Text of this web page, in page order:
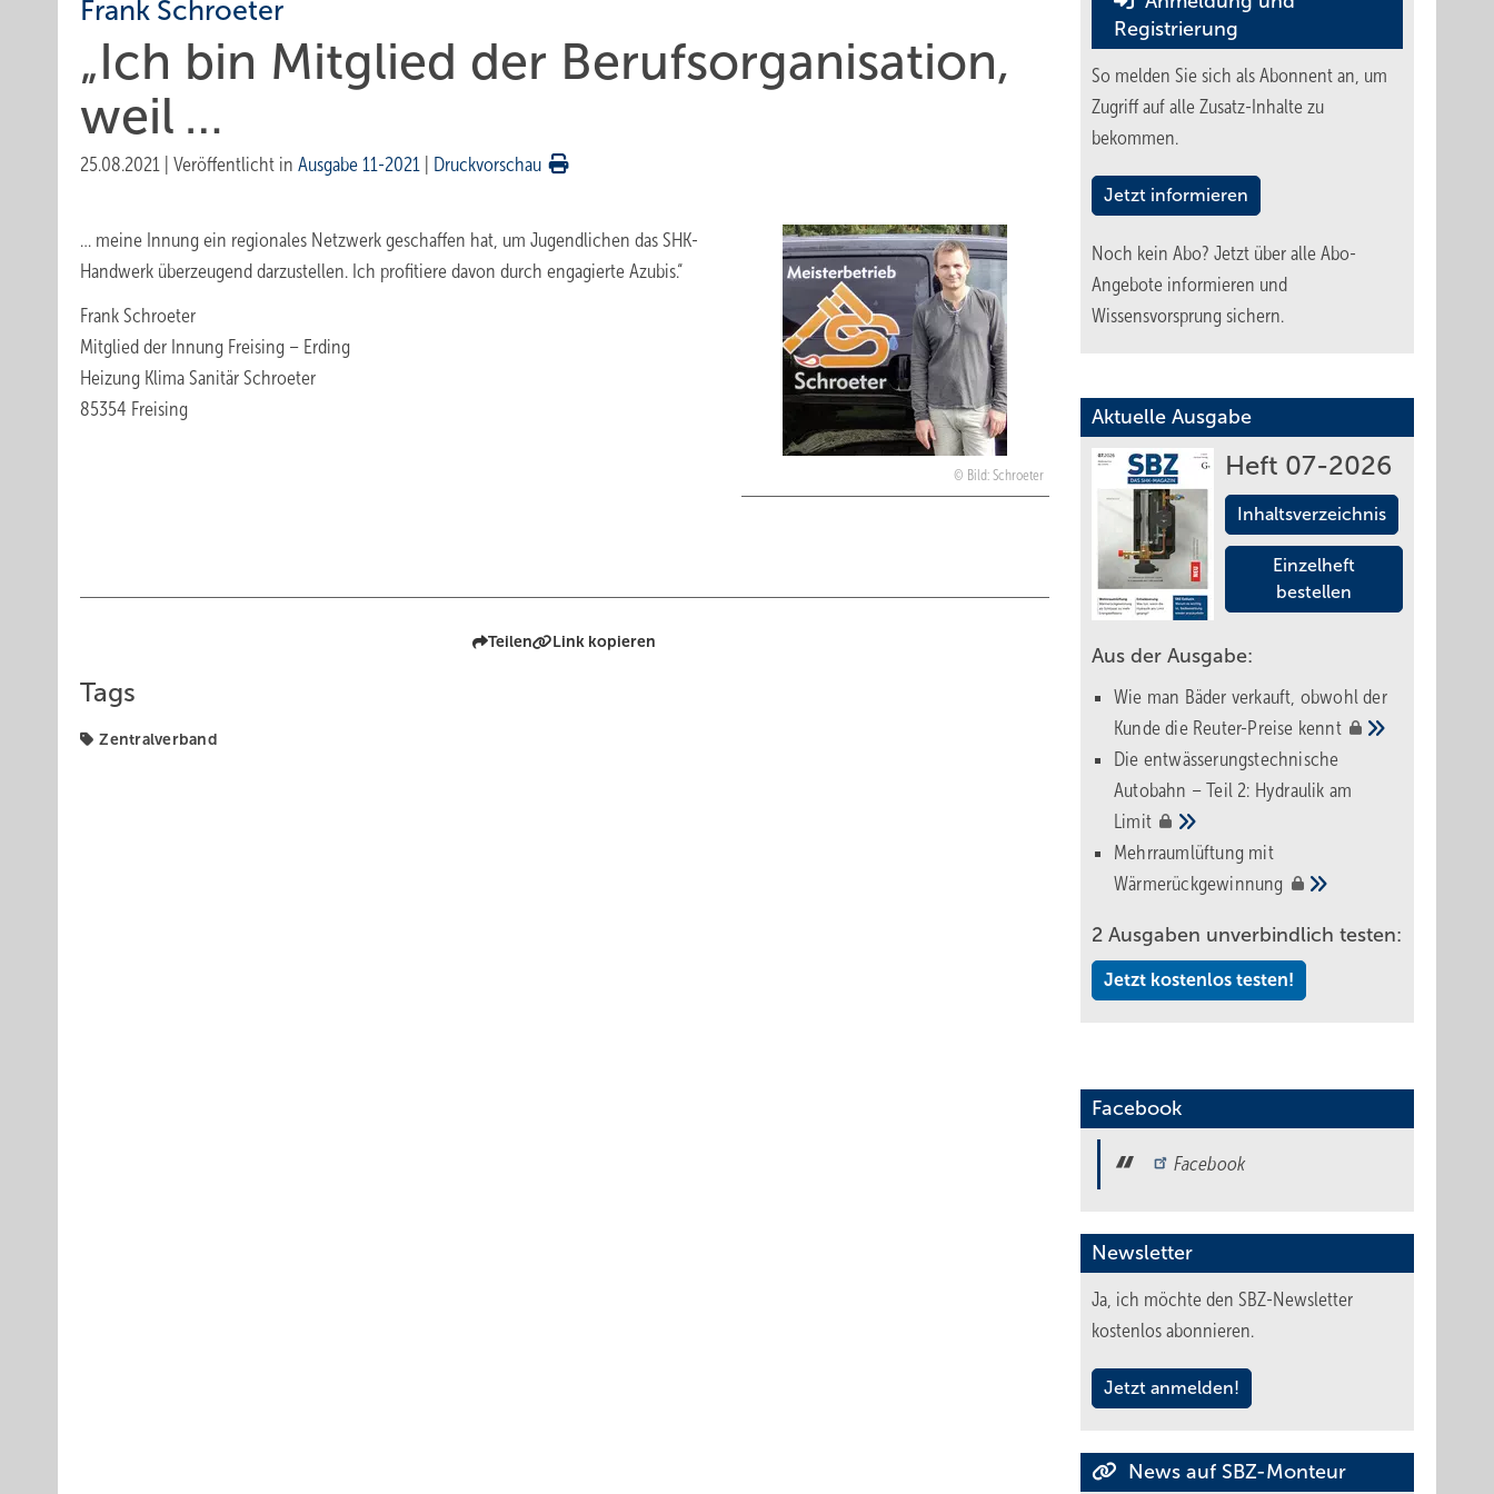
Frank Schroeter
„Ich bin Mitglied der Berufsorganisation,
weil …
25.08.2021 Veröffentlicht in Ausgabe 11-2021 Druckvorschau
Bild: Schroeter
… meine Innung ein regionales Netzwerk geschaffen hat, um Jugendlichen das SHK-
Handwerk überzeugend darzustellen. Ich profitiere davon durch engagierte Azubis.“
Frank Schroeter
Mitglied der Innung Freising – Erding
Heizung Klima Sanitär Schroeter
85354 Freising
Teilen Link kopieren
Tags
Zentralverband
Registrierung
So melden Sie sich als Abonnent an, um
Zugriff auf alle Zusatz-Inhalte zu
bekommen.
Jetzt informieren
Noch kein Abo? Jetzt über alle Abo-
Angebote informieren und
Wissensvorsprung sichern.
Aktuelle Ausgabe
Heft 07-2026
Inhaltsverzeichnis
Einzelheft
bestellen
Aus der Ausgabe:
Wie man Bäder verkauft, obwohl der
Kunde die Reuter-Preise kennt
Die entwässerungstechnische
Autobahn – Teil 2: Hydraulik am
Limit
Mehrraumlüftung mit
Wärmerückgewinnung
2 Ausgaben unverbindlich testen:
Jetzt kostenlos testen!
Facebook
Facebook
Newsletter
Ja, ich möchte den SBZ-Newsletter
kostenlos abonnieren.
Jetzt anmelden!
News auf SBZ-Monteur